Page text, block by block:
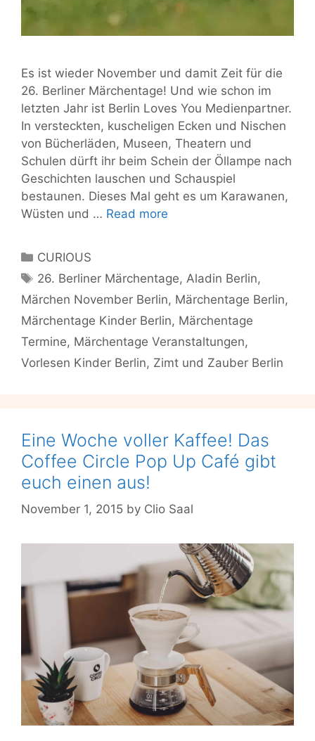
Es ist wieder November und damit Zeit für die
26. Berliner Märchentage! Und wie schon im
letzten Jahr ist Berlin Loves You Medienpartner.
In versteckten, kuscheligen Ecken und Nischen
von Bücherläden, Museen, Theatern und
Schulen dürft ihr beim Schein der Öllampe nach
Geschichten lauschen und Schauspiel
bestaunen. Dieses Mal geht es um Karawanen,
Wüsten und … Read more
verzaubern:
die
Berliner
Märchentage
zurück!
Categories
CURIOUS
Tags
26. Berliner Märchentage, Aladin Berlin,
Märchen November Berlin, Märchentage Berlin,
Märchentage Kinder Berlin, Märchentage
Termine, Märchentage Veranstaltungen,
Vorlesen Kinder Berlin, Zimt und Zauber Berlin
Eine Woche voller Kaffee! Das
Coffee Circle Pop Up Café gibt
euch einen aus!
November 1, 2015 by Clio Saal